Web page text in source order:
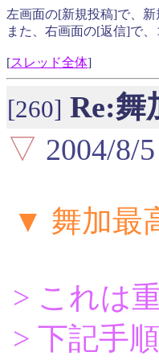
左画面の[新規投稿]で、新
また、右画面の[返信]で、
[スレッド全体]
[260] Re:舞
▽ 2004/8/
▼ 舞加最
> これは
> 下記手